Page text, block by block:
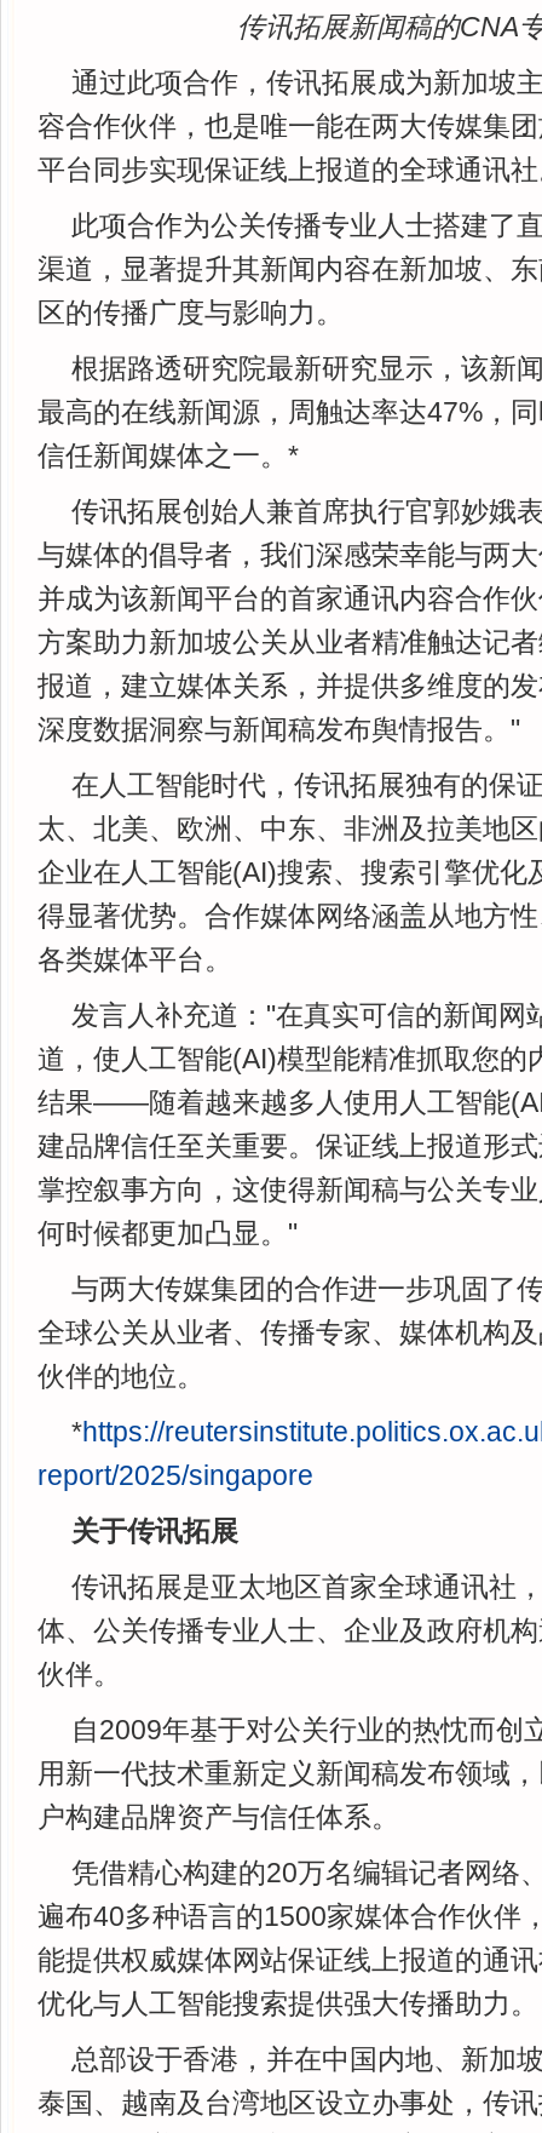
传讯拓展新闻稿的CNA
通过此项合作，传讯拓展成为新加坡
容合作伙伴，也是唯一能在两大传媒集
平台同步实现保证线上报道的全球通讯
此项合作为公关传播专业人士搭建了
渠道，显著提升其新闻内容在新加坡、
区的传播广度与影响力。
根据路透研究院最新研究显示，该新
最高的在线新闻源，周触达率达47%，
信任新闻媒体之一。*
传讯拓展创始人兼首席执行官郭妙娥
与媒体的倡导者，我们深感荣幸能与两
并成为该新闻平台的首家通讯内容合作
方案助力新加坡公关从业者精准触达记
报道，建立媒体关系，并提供多维度的
深度数据洞察与新闻稿发布舆情报告。"
在人工智能时代，传讯拓展独有的保
太、北美、欧洲、中东、非洲及拉美地
企业在人工智能(AI)搜索、搜索引擎优化
得显著优势。合作媒体网络涵盖从地方
各类媒体平台。
发言人补充道："在真实可信的新闻网
道，使人工智能(AI)模型能精准抓取您的
结果——随着越来越多人使用人工智能
建品牌信任至关重要。保证线上报道形
掌控叙事方向，这使得新闻稿与公关专
何时候都更加凸显。"
与两大传媒集团的合作进一步巩固了
全球公关从业者、传播专家、媒体机构
伙伴的地位。
*https://
report/2025/singapore
关于传讯拓展
传讯拓展是亚太地区首家全球通讯社
体、公关传播专业人士、企业及政府机
伙伴。
自2009年基于对公关行业的热忱而创
用新一代技术重新定义新闻稿发布领域
户构建品牌资产与信任体系。
凭借精心构建的20万名编辑记者网络
遍布40多种语言的1500家媒体合作伙伴
能提供权威媒体网站保证线上报道的通
优化与人工智能搜索提供强大传播助力。
总部设于香港，并在中国内地、新加
泰国、越南及台湾地区设立办事处，传